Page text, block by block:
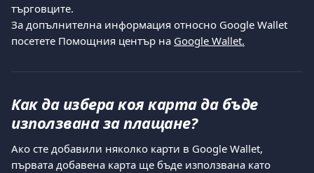
търговците.
За допълнителна информация относно Google Wallet
посетете Помощния център на Google Wallet.
Как да избера коя карта да бъде
използвана за плащане?
Ако сте добавили няколко карти в Google Wallet,
първата добавена карта ще бъде използвана като